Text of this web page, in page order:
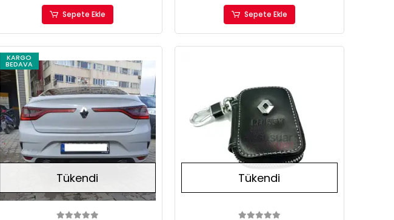
Sepete Ekle Sepete Ekle
KARGO
BEDAVA Stokta Yok
Tükendi Tükendi